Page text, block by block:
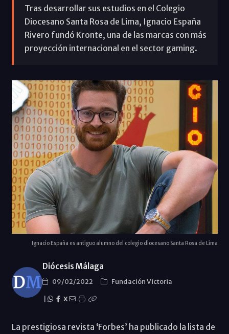
Tras desarrollar sus estudios en el Colegio
Diocesano Santa Rosa de Lima, Ignacio España
Rivero fundó Kronte, una de las marcas con más
proyección internacional en el sector gaming.
Ignacio España es antiguo alumno del colegio diocesano Santa Rosa de Lima
Diócesis Málaga
09/02/2022
Fundación Victoria
X
La prestigiosa revista ‘Forbes’ ha publicado la lista de